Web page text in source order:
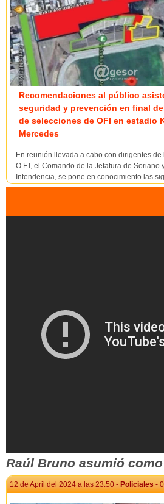
Recomendaciones al público
seguridad y prevención en final
de selecciones de OFI en estadio
Mercedes
En reunión llevada a cabo con dirigentes de
O.F.I, el Comando de la Jefatura de Soriano
Intendencia, se pone en conocimiento las
disposiciones: La Liga Departamental de
Soriano fijó para este sábado 13 de abril, a
horas, la final por la Copa O.F.I. de
Raúl Bruno asumió
12 de April del 2024 a las 23:50 - Policiales - 0